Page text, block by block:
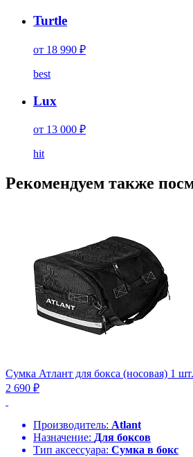
Turtle
от 18 990 ₽
best
Lux
от 13 000 ₽
hit
Рекомендуем также
Сумка Атлант для бокса (носовая) 1 шт.
2 690 ₽
Производитель: Atlant
Назначение: Для боксов
Тип аксессуара: Сумка в бокс